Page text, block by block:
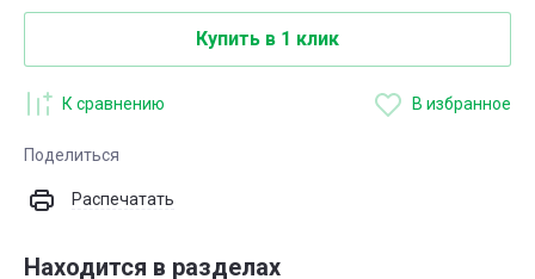
Купить в 1 клик
К сравнению В избранное
Поделиться
Распечатать
Находится в разделах